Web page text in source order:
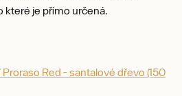
které je přímo určená.
Red - santalové dřevo (150